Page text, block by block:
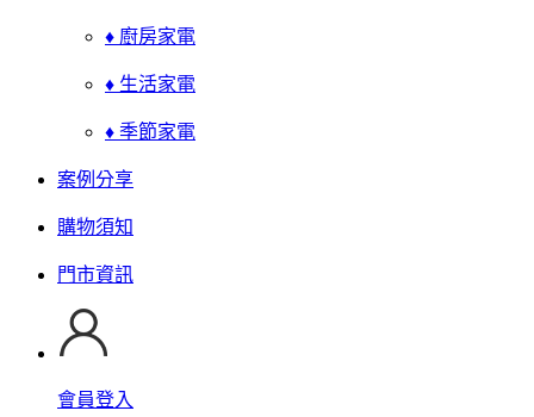
♦ 廚房家電
♦ 生活家電
♦ 季節家電
案例分享
購物須知
門市資訊
會員登入